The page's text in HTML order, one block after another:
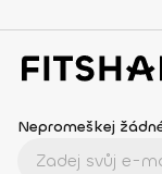
Nepromeškej